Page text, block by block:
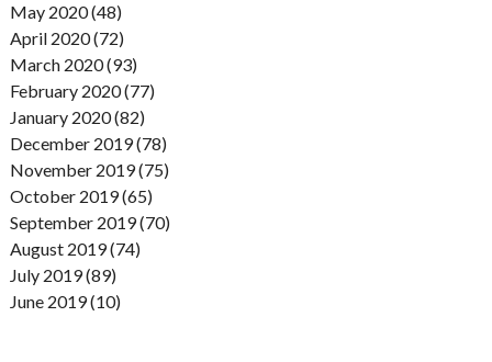
May 2020 (48)
April 2020 (72)
March 2020 (93)
February 2020 (77)
January 2020 (82)
December 2019 (78)
November 2019 (75)
October 2019 (65)
September 2019 (70)
August 2019 (74)
July 2019 (89)
June 2019 (10)